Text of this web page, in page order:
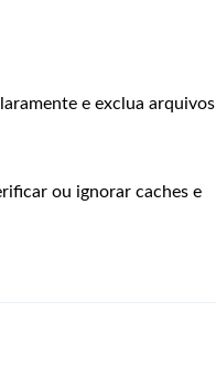
e exclua arquivos
ou ignorar caches e